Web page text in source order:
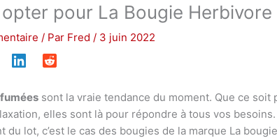
pour La Bougie Herbivore
/ Par Fred/ 3 juin 2022
sont la vraie tendance du moment. Que ce
elles sont là pour répondre à tous vos
du lot, c’est le cas des bougies de la marque La